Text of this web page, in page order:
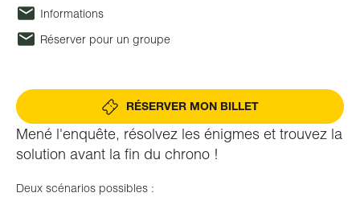
Mené l'enquête, résolvez les énigmes et trouvez la
solution avant la fin du chrono !
Deux scénarios possibles :
Informations
Réserver pour un groupe
RÉSERVER MON BILLET